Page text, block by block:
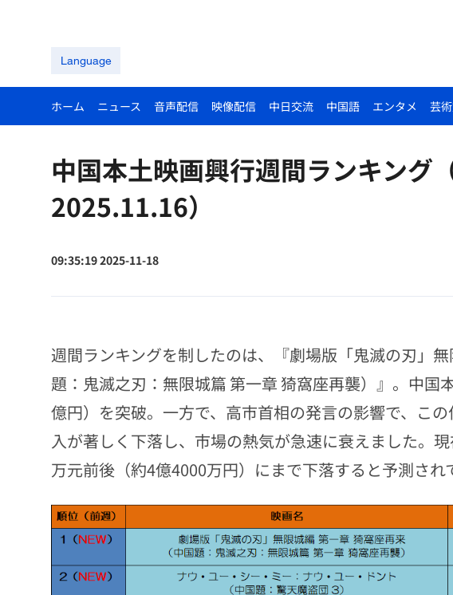
Language
ホーム ニュース 音声配信 映像配信 中日交流 中国語 エンタメ 芸
中国本土映画興行週間ランキング
2025.11.16）
09:35:19 2025-11-18
週間ランキングを制したのは、『劇場版「鬼滅の刃」
題：鬼滅之刃：無限城篇 第一章 猗窩座再襲）』。中国
億円）を突破。一方で、高市首相の発言の影響で、こ
入が著しく下落し、市場の熱気が急速に衰えました。
万元前後（約4億4000万円）にまで下落すると予測され